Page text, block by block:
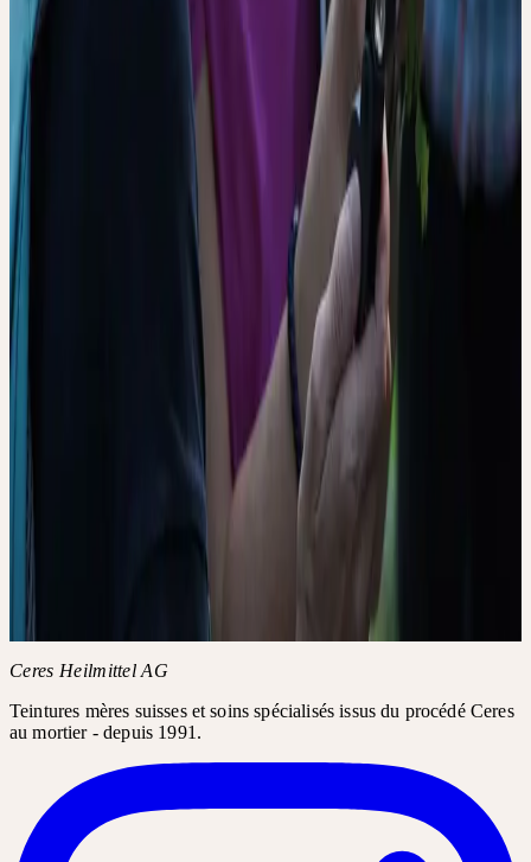
weiterbildung@ceresheilmittel.ch
S'inscrire
Détails
Date
Lieu
3 Tage vor Seminartermin
Conditions
Bei einem Rückzug der Anmeldung bis 15 Tage vor Kursbeginn
sind 25% der Seminargebühr fällig, später oder bei
Nichterscheinen wird der ganze Betrag eingefordert.
FPH-Punkte Schweiz: 0.0
Informations complémentaires
CGV de l'Académie
Ceres Heilmittel AG
Teintures mères suisses et soins spécialisés issus du procédé Ceres
au mortier - depuis 1991.